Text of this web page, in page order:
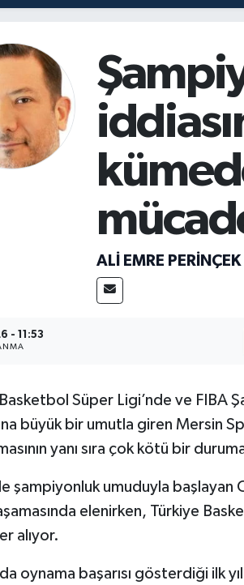
ALİ EMRE PERİNÇEK
- 11:53
Süper Ligi’nde ve FIBA
büyük bir umutla giren Mersin
yanı sıra çok kötü bir
şampiyonluk umuduyla
elenirken, Türkiye
alıyor.
oynama başarısı gösterdiği ilk